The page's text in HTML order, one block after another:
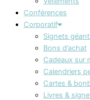
Conférences
Corporatif
Signets
Bons d’achat
Cadeaux sur
Calendriers
Cartes &
Livres &